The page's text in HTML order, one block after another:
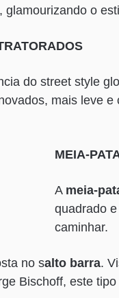
glamourizando o
do street style
mais leve
MEIA-
A meia-
quadrado
caminhar.
no salto barra.
Bischoff, este